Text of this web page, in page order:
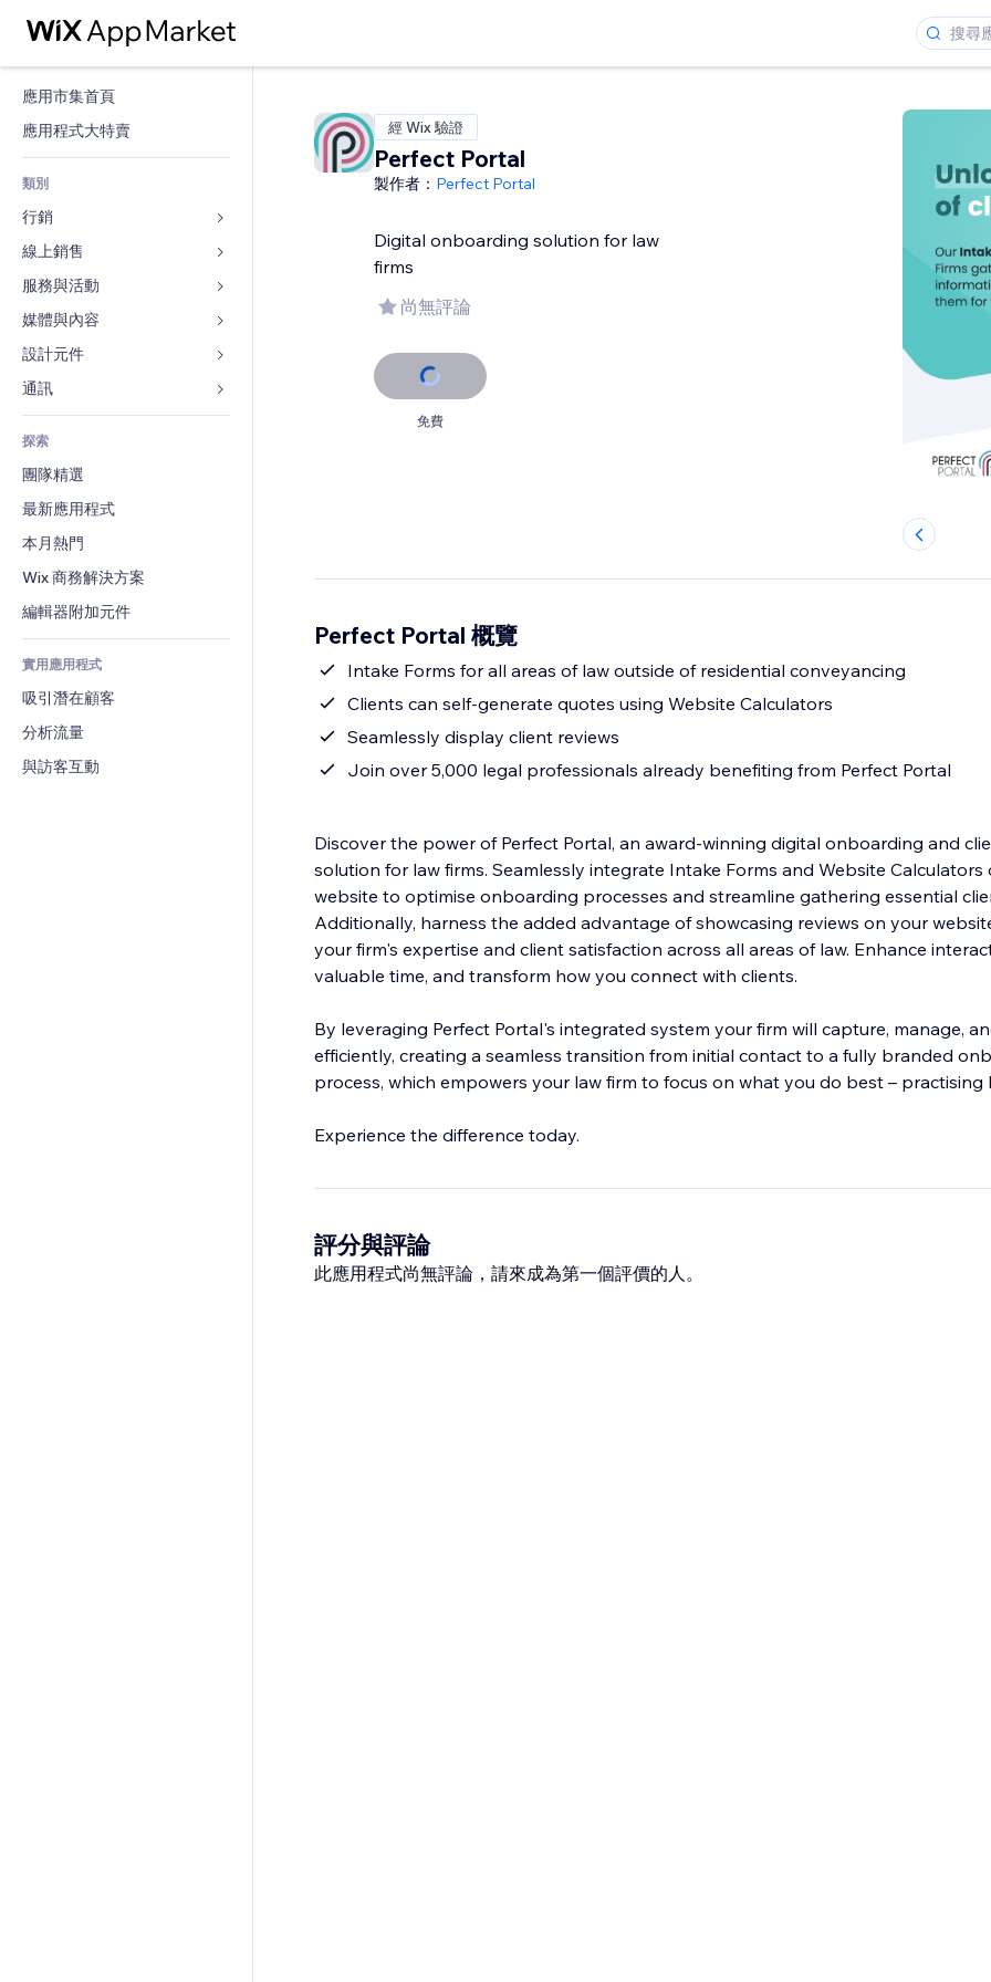
應用市集首頁
應用程式大特賣
類別
行銷
廣告
行動裝置
分析
社交
發佈網站
電子郵件
轉換率
線上銷售
商店應用程式
出貨與送貨
付款按鈕
網路課程
會計
優惠券與酬賓計劃
倉儲解決方案
廠商直送
食品及飲料
服務與活動
旅館
活動
餐廳
不動產
預訂
媒體與內容
圖庫
音樂
Podcast
相片
影片
PDF
檔案分享
新聞
內容服務
設計元件
地圖與導航
隱私與安全性
時鐘
網頁範本
圖片效果
按鈕與選單
橫幅與徽章
計算機
搜尋
天氣
圖表與表格
表單
部落格
投票
聊天
留言
電話
社群
評價與推薦
CRM
探索
團隊精選
最新應用程式
本月熱門
Wix 商務解決方案
編輯器附加元件
實用應用程式
吸引潛在顧客
分析流量
與訪客互動
經 Wix 驗證
Perfect Portal
製作者： Perfect Portal
Digital onboarding solution for law
firms
尚無評論
免費
Perfect Portal 概覽
Intake Forms for all areas of law outside of residential conveyancing
Clients can self-generate quotes using Website Calculators
Seamlessly display client reviews
Join over 5,000 legal professionals already benefiting from Perfect Portal
Discover the power of Perfect Portal, an award-winning digital onboarding and
solution for law firms. Seamlessly integrate Intake Forms and Website
website to optimise onboarding processes and streamline gathering essential
Additionally, harness the added advantage of showcasing reviews on your
your firm's expertise and client satisfaction across all areas of law. Enhance
valuable time, and transform how you connect with clients.
By leveraging Perfect Portal's integrated system your firm will capture, manage,
efficiently, creating a seamless transition from initial contact to a fully branded
process, which empowers your law firm to focus on what you do best – practising
Experience the difference today.
評分與評論
此應用程式尚無評論，請來成為第一個評價的人。